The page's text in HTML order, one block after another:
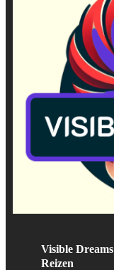
Visible Dreams
Reizen